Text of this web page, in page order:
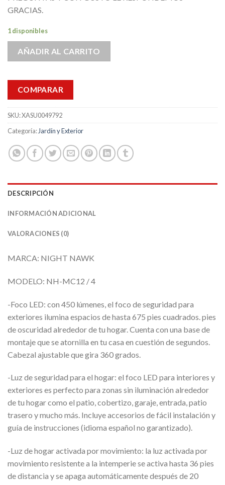
GRACIAS.
1 disponibles
AÑADIR AL CARRITO
COMPARAR
SKU:XASU0049792
Categoría: Jardín y Exterior
DESCRIPCIÓN
INFORMACIÓN ADICIONAL
VALORACIONES (0)
MARCA: NIGHT NAWK
MODELO: NH-MC12 / 4
-Foco LED: con 450 lúmenes, el foco de seguridad para
exteriores ilumina espacios de hasta 675 pies cuadrados. pies
de oscuridad alrededor de tu hogar. Cuenta con una base de
montaje que se atornilla en tu casa en cuestión de segundos.
Cabezal ajustable que gira 360 grados.
-Luz de seguridad para el hogar: el foco LED para interiores y
exteriores es perfecto para zonas sin iluminación alrededor
de tu hogar como el patio, cobertizo, garaje, entrada, patio
trasero y mucho más. Incluye accesorios de fácil instalación y
guía de instrucciones (idioma español no garantizado).
-Luz de hogar activada por movimiento: la luz activada por
movimiento resistente a la intemperie se activa hasta 36 pies
de distancia y se apaga automáticamente después de 20